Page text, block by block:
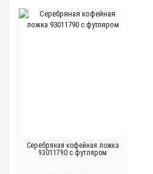
Серебряная кофейная ложка
93011790 с футляром